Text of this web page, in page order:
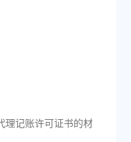
理记账许可证书的材